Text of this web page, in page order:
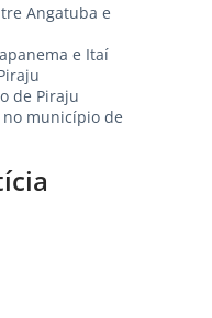
Angatuba e
e Itaí
de Piraju
município de